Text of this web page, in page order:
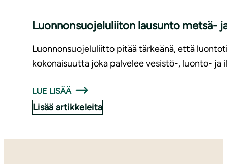
Luonnonsuojeluliiton lausunto metsä-
Luonnonsuojeluliitto pitää tärkeänä, että
kokonaisuutta joka palvelee vesistö-, luonto-
LUE LISÄÄ
Lisää artikkeleita